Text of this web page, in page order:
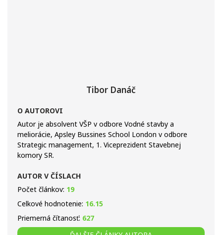
Tibor Danáč
O AUTOROVI
Autor je absolvent VŠP v odbore Vodné stavby a
meliorácie, Apsley Bussines School London v odbore
Strategic management, 1. Viceprezident Stavebnej
komory SR.
AUTOR V ČÍSLACH
Počet článkov: 19
Celkové hodnotenie: 16.15
Priemerná čítanosť: 627